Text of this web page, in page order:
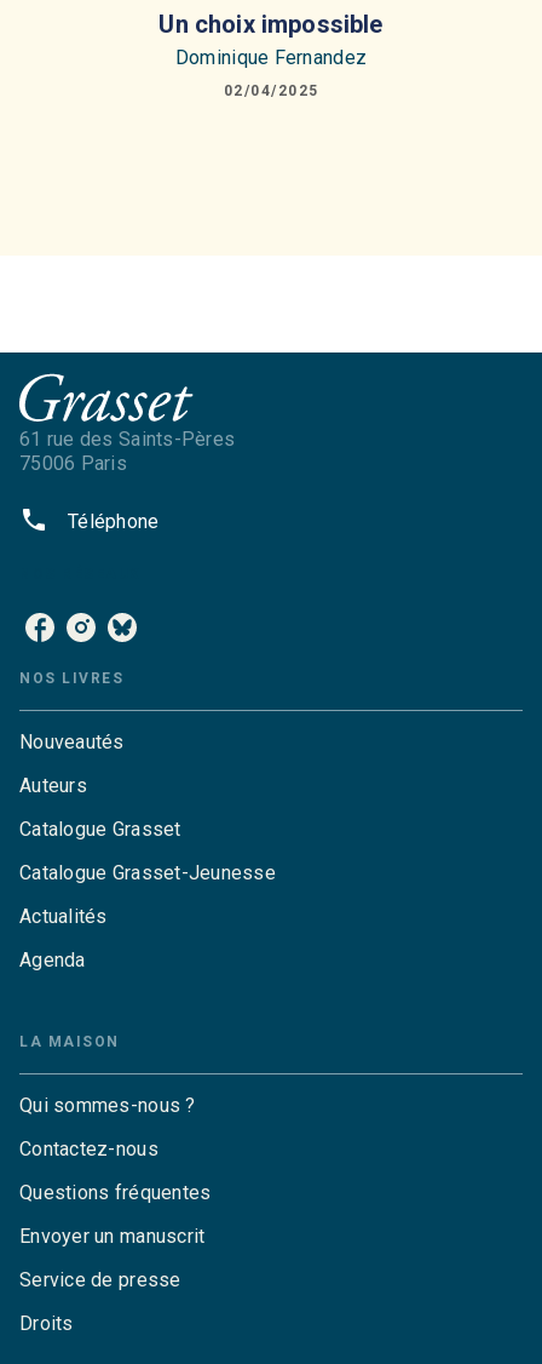
Un choix impossible
Dominique Fernandez
02/04/2025
61 rue des Saints-Pères
75006 Paris
phone Téléphone
NOS LIVRES
Nouveautés
Auteurs
Catalogue Grasset
Catalogue Grasset-Jeunesse
Actualités
Agenda
LA MAISON
Qui sommes-nous ?
Contactez-nous
Questions fréquentes
Envoyer un manuscrit
Service de presse
Droits